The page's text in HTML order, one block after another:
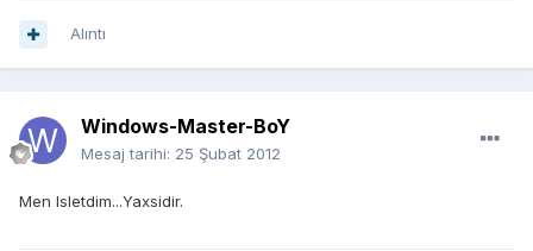
Alıntı
Windows-Master-BoY
Mesaj tarihi: 25 Şubat 2012
Men Isletdim...Yaxsidir.